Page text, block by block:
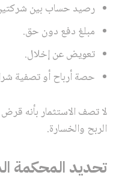
رصيد حساب بين
مبلغ دفع دون حق.
تعويض عن إخلال.
حصة أرباح أو تصفية
لا تصف الاستثمار بأنه
الربح والخسارة.
تحديد المحكمة